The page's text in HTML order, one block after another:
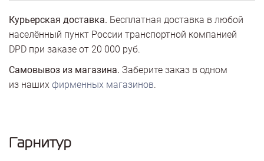
Курьерская доставка. Бесплатная доставка в любой
населённый пункт России транспортной компанией
DPD при заказе от 20 000 руб.
Самовывоз из магазина. Заберите заказ в одном
из наших фирменных магазинов.
Гарнитур